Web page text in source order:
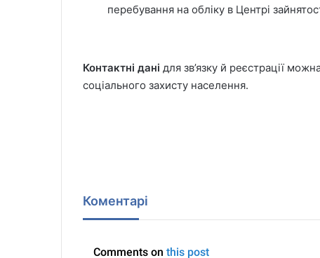
перебування на обліку в Центрі
Контактні дані для зв’язку й реєстрації
соціального захисту населення.
Коментарі